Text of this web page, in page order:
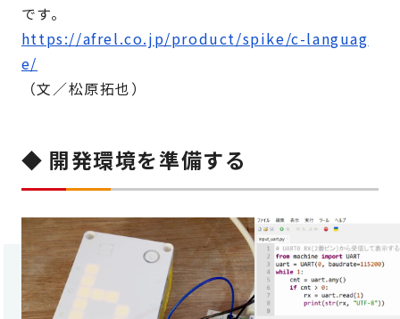
です。
https://afrel.co.jp/product/spike/c-languag
e/
（文／松原拓也）
◆ 開発環境を準備する